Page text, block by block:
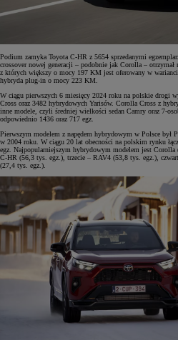
Podium zamyka Toyota C-HR z 5654 sprzedanymi
crossover nowej generacji – podobnie jak Corolla –
z których większy o mocy 197 KM jest oferowany w
hybryda plug-in o mocy 223 KM.
W ciągu pierwszych 6 miesięcy 2024 roku na polskie drogi
Cross oraz 3482 hybrydowych Yarisów. Corolla Cross z
inne modele, czyli średniej wielkości sedan Camry oraz 7-
odpowiednio 1436 oraz 717 egz.
Pierwszym modelem z napędem hybrydowym w Polsce był
w 2004 roku. W ciągu 20 lat obecności na polskim rynku
egz. Najpopularniejszym hybrydowym modelem jest
C-HR (56,3 tys. egz.), trzecie – RAV4 (53,8 tys. egz.),
(27,4 tys. egz.).